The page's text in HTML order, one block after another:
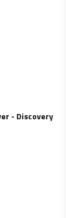
- Discovery